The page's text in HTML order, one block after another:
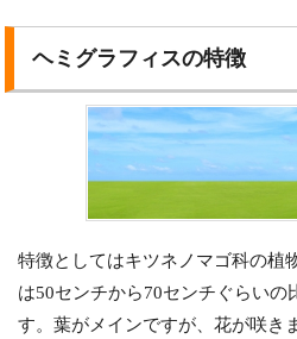
ヘミグラフィスの特徴
特徴としてはキツネノマゴ科の植
は50センチから70センチぐらいの
す。葉がメインですが、花が咲き